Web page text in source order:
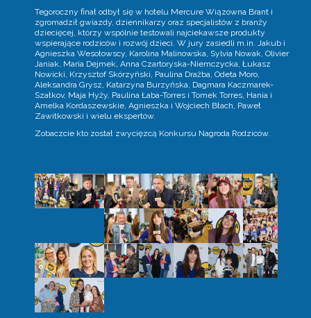
Tegoroczny finał odbył się w hotelu Mercure Wiązowna Brant i
zgromadził gwiazdy, dziennikarzy oraz specjalistów z branży
dziecięcej, którzy wspólnie testowali najciekawsze produkty
wspierające rodziców i rozwój dzieci. W jury zasiedli m.in. Jakub i
Agnieszka Wesołowscy, Karolina Malinowska, Sylvia Nowak, Olivier
Janiak, Maria Dejmek, Anna Czartoryska-Niemczycka, Łukasz
Nowicki, Krzysztof Skórzyński, Paulina Drażba, Odeta Moro,
Aleksandra Grysz, Katarzyna Burzyńska, Dagmara Kaczmarek-
Szałkov, Maja Hyży, Paulina Łaba-Torres i Tomek Torres, Hania i
Amelka Kordaszewskie, Agnieszka i Wojciech Błach, Paweł
Zawitkowski i wielu ekspertów.
Zobaczcie kto został zwycięzcą Konkursu Nagroda Rodziców.